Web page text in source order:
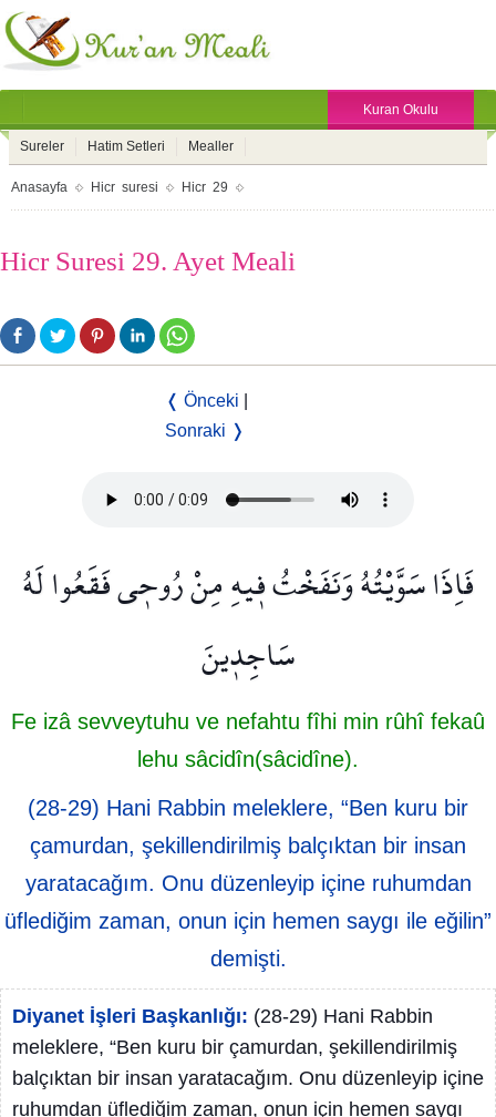
Kuran Okulu
Sureler Hatim Setleri Mealler
Anasayfa Hicr suresi Hicr 29
Hicr Suresi 29. Ayet Meali
❬ Önceki
Sonraki ❭
فَاِذَا سَوَّيْتُهُ وَنَفَخْتُ ف۪يهِ مِنْ رُوح۪ي فَقَعُوا لَهُ
سَاجِد۪ينَ
Fe izâ sevveytuhu ve nefahtu fîhi min rûhî fekaû
lehu sâcidîn(sâcidîne).
(28-29) Hani Rabbin meleklere, “Ben kuru bir
çamurdan, şekillendirilmiş balçıktan bir insan
yaratacağım. Onu düzenleyip içine ruhumdan
üflediğim zaman, onun için hemen saygı ile eğilin”
demişti.
Diyanet İşleri Başkanlığı: (28-29) Hani Rabbin
meleklere, “Ben kuru bir çamurdan, şekillendirilmiş
balçıktan bir insan yaratacağım. Onu düzenleyip içine
ruhumdan üflediğim zaman, onun için hemen saygı